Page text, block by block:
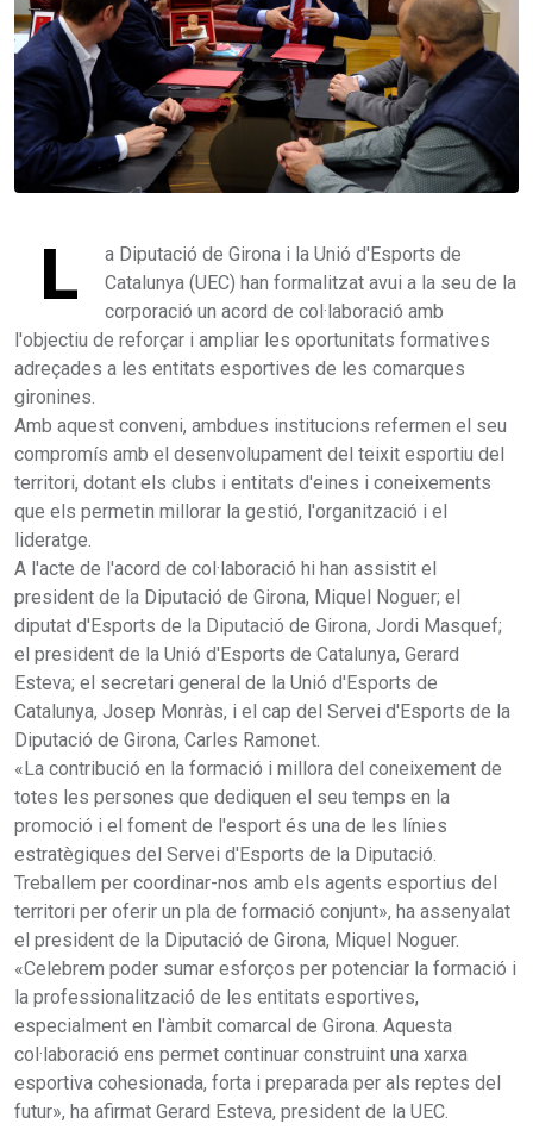
L
a Diputació de Girona i la Unió d'Esports de
Catalunya (UEC) han formalitzat avui a la seu de la
corporació un acord de col·laboració amb
l'objectiu de reforçar i ampliar les oportunitats formatives
adreçades a les entitats esportives de les comarques
gironines.
Amb aquest conveni, ambdues institucions refermen el seu
compromís amb el desenvolupament del teixit esportiu del
territori, dotant els clubs i entitats d'eines i coneixements
que els permetin millorar la gestió, l'organització i el
lideratge.
A l'acte de l'acord de col·laboració hi han assistit el
president de la Diputació de Girona, Miquel Noguer; el
diputat d'Esports de la Diputació de Girona, Jordi Masquef;
el president de la Unió d'Esports de Catalunya, Gerard
Esteva; el secretari general de la Unió d'Esports de
Catalunya, Josep Monràs, i el cap del Servei d'Esports de la
Diputació de Girona, Carles Ramonet.
«La contribució en la formació i millora del coneixement de
totes les persones que dediquen el seu temps en la
promoció i el foment de l'esport és una de les línies
estratègiques del Servei d'Esports de la Diputació.
Treballem per coordinar-nos amb els agents esportius del
territori per oferir un pla de formació conjunt», ha assenyalat
el president de la Diputació de Girona, Miquel Noguer.
«Celebrem poder sumar esforços per potenciar la formació i
la professionalització de les entitats esportives,
especialment en l'àmbit comarcal de Girona. Aquesta
col·laboració ens permet continuar construint una xarxa
esportiva cohesionada, forta i preparada per als reptes del
futur», ha afirmat Gerard Esteva, president de la UEC.